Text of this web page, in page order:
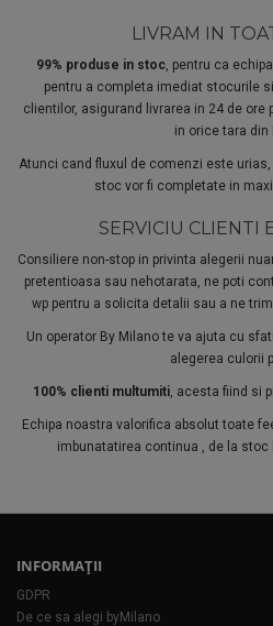
LIVRAM IN
99% produse in stoc, pentru ca
pentru a completa imediat stocurile
clientilor, asigurand livrarea in 24 de ore
in orice tara din
Atunci cand fluxul de comenzi este
stoc vor fi completate in
SERVICIU CLIENTI
Consiliere non-stop in privinta alegerii
pretentioasa sau nehotarata, ne poti
wp pentru a solicita detalii sau a ne
Un operator By Milano te va ajuta cu
alegerea culorii
100% clienti multumiti , acesta fiind si
Echipa noastra valorifica absolut toate
imbunatatirea continua , de la stoc
INFORMAŢII
GDPR
De ce sa alegi byMilano